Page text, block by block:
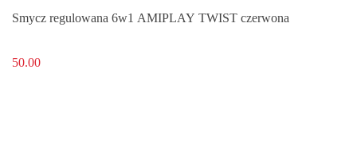
Smycz regulowana 6w1 AMIPLAY TWIST czerwona
50.00